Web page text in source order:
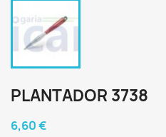
PLANTADOR 3738
6,60 €